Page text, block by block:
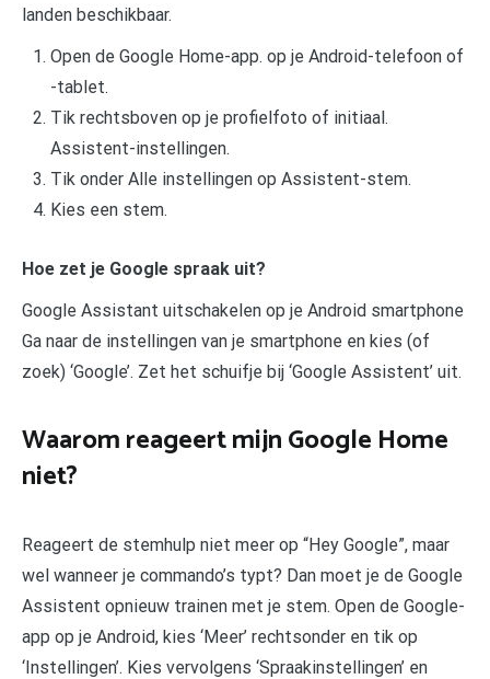
landen beschikbaar.
Open de Google Home-app. op je Android-telefoon of
-tablet.
Tik rechtsboven op je profielfoto of initiaal.
Assistent-instellingen.
Tik onder Alle instellingen op Assistent-stem.
Kies een stem.
Hoe zet je Google spraak uit?
Google Assistant uitschakelen op je Android smartphone
Ga naar de instellingen van je smartphone en kies (of
zoek) ‘Google’. Zet het schuifje bij ‘Google Assistent’ uit.
Waarom reageert mijn Google Home
niet?
Reageert de stemhulp niet meer op “Hey Google”, maar
wel wanneer je commando’s typt? Dan moet je de Google
Assistent opnieuw trainen met je stem. Open de Google-
app op je Android, kies ‘Meer’ rechtsonder en tik op
‘Instellingen’. Kies vervolgens ‘Spraakinstellingen’ en